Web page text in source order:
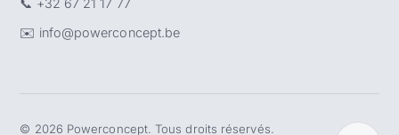
📞 +32 67 21 17 77
✉️ info@powerconcept.be
© 2026 Powerconcept. Tous droits réservés.